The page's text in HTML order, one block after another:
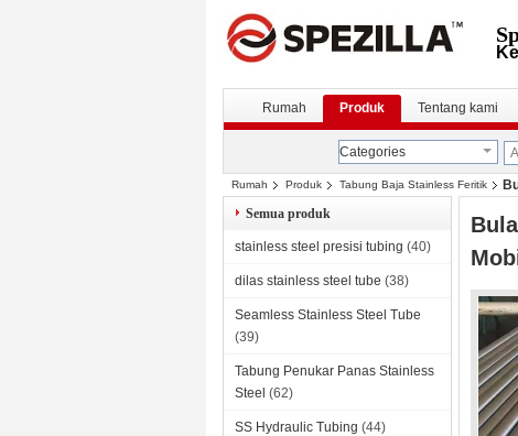
Rumah Produk Tentang kami
Categories
Rumah Produk Tabung Baja Stainless Feritik
Semua produk
stainless steel presisi tubing (40)
dilas stainless steel tube (38)
Seamless Stainless Steel Tube
(39)
Tabung Penukar Panas Stainless
Steel (62)
SS Hydraulic Tubing (44)